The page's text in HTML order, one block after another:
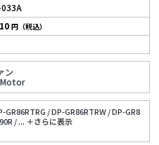
ン
円（税込）
GR86RTRG /DP-GR86RTRW /DP-GR8
/... ＋さらに表⽰